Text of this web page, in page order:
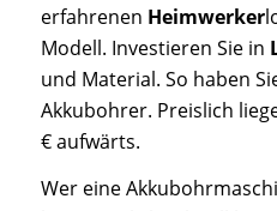
erfahrenen Heimwerker
Modell. Investieren Sie in
und Material. So haben
Akkubohrer. Preislich
€ aufwärts.
Wer eine